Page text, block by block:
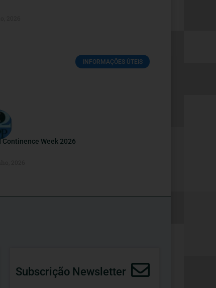
INFORMAÇÕES ÚTEIS
Continence Week 2026
Subscrição Newsletter